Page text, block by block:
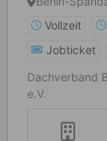
Vollzeit
Jobticket
Dachverband
e.V.